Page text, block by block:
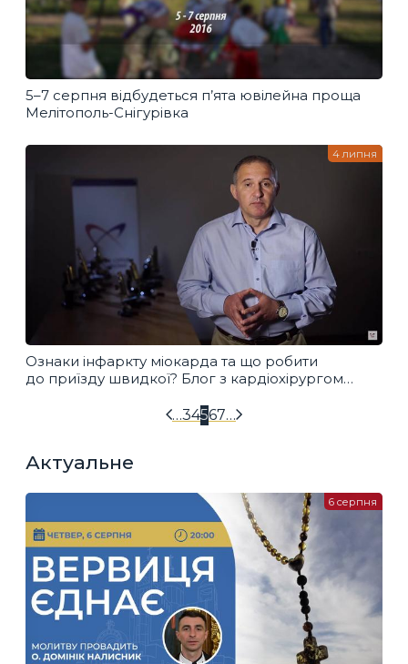
5–7 серпня відбудеться п’ята ювілейна проща
Мелітополь-Снігурівка
Ознаки інфаркту міокарда та що робити
до приїзду швидкої? Блог з кардіохірургом
4 липня
…34567…
Актуальне
6 серпня